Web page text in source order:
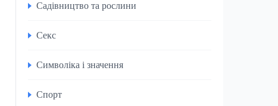
Садівництво та рослини
Секс
Символіка і значення
Спорт